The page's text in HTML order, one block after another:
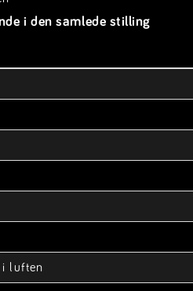
i den samlede stilling
i luften